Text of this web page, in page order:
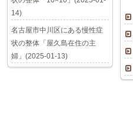
14)
名古屋市中川区にある慢性症
状の整体「屋久島在住の主
婦」(2025-01-13)